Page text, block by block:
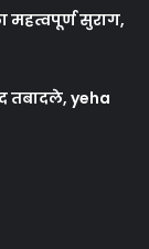
महत्वपूर्ण सुराग,
तबादले, yeha